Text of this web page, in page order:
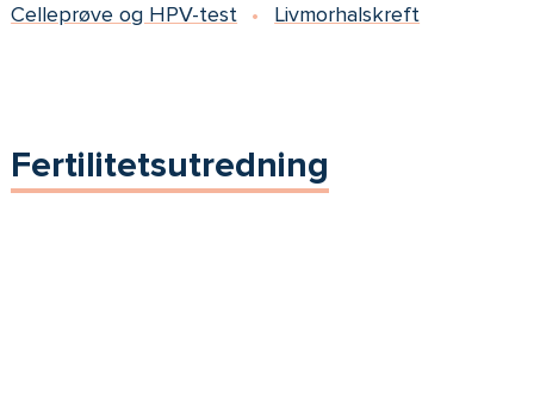
Celleprøve og HPV-test Livmorhalskreft
Fertilitetsutredning